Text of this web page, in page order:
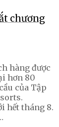
chương
hàng được
hơn 80
của Tập
hết tháng 8.